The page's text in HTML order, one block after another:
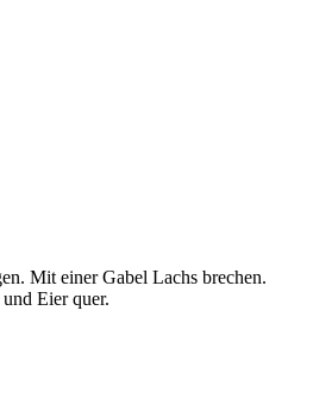
Mit einer Gabel Lachs brechen.
Eier quer.